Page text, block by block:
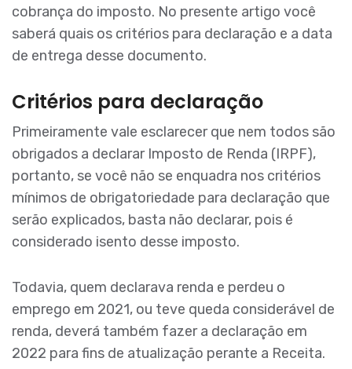
cobrança do imposto. No presente artigo você
saberá quais os critérios para declaração e a data
de entrega desse documento.
Critérios para declaração
Primeiramente vale esclarecer que nem todos são
obrigados a declarar Imposto de Renda (IRPF),
portanto, se você não se enquadra nos critérios
mínimos de obrigatoriedade para declaração que
serão explicados, basta não declarar, pois é
considerado isento desse imposto.
Todavia, quem declarava renda e perdeu o
emprego em 2021, ou teve queda considerável de
renda, deverá também fazer a declaração em
2022 para fins de atualização perante a Receita.